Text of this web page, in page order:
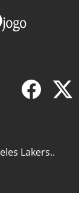
Lakers..